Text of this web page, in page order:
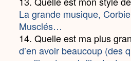
La grande musique,
Musclés…
14. Quelle est ma plus
d’en avoir beaucoup (des